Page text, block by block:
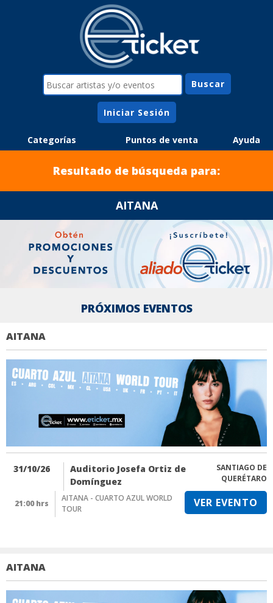
Iniciar Sesión
Categorías Puntos de venta Ayuda
Resultado de búsqueda para:
AITANA
PRÓXIMOS EVENTOS
AITANA
31/10/26
Auditorio Josefa Ortiz de
Domínguez
SANTIAGO DE
QUERÉTARO
21:00 hrs
AITANA - CUARTO AZUL WORLD
TOUR
VER EVENTO
AITANA